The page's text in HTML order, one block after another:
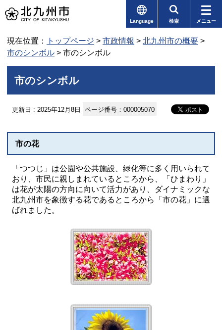
Language 検索 メニュー
現在位置： トップページ > 市政情報 > 北九州市の概要 >
市のシンボル > 市のシンボル
市のシンボル
更新日 : 2025年12月8日 ページ番号：000005070
市の花
「つつじ」は公園や公共施設、緑化等に多く用いられて
おり、市民に親しまれているところから、「ひまわり」
は花が太陽の方向に向いて活力があり、ダイナミックな
北九州市を象徴する花であるところから「市の花」に選
ばれました。